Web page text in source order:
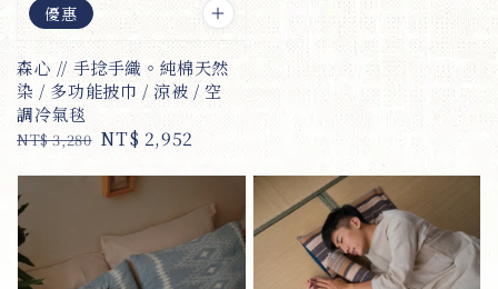
優惠
森心 // 手捻手織。純棉天然
染 / 多功能披巾 / 涼被 / 空
調冷氣毯
Regular
NT$ 3,280 Sale
NT$ 2,952